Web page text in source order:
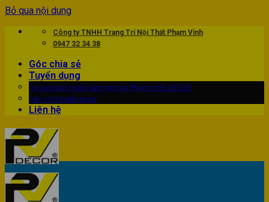
Bỏ qua nội dung
Công ty TNHH Trang Trí Nội Thất Phạm Vinh
0947 32 34 38
Góc chia sẻ
Tuyển dụng
Tại sao bạn muốn làm việc tại Phạm Vinh DECOR
Các vị trí tuyển dụng
Liên hệ